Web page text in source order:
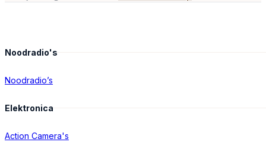
Noodradio's
Noodradio’s
Elektronica
Action Camera's